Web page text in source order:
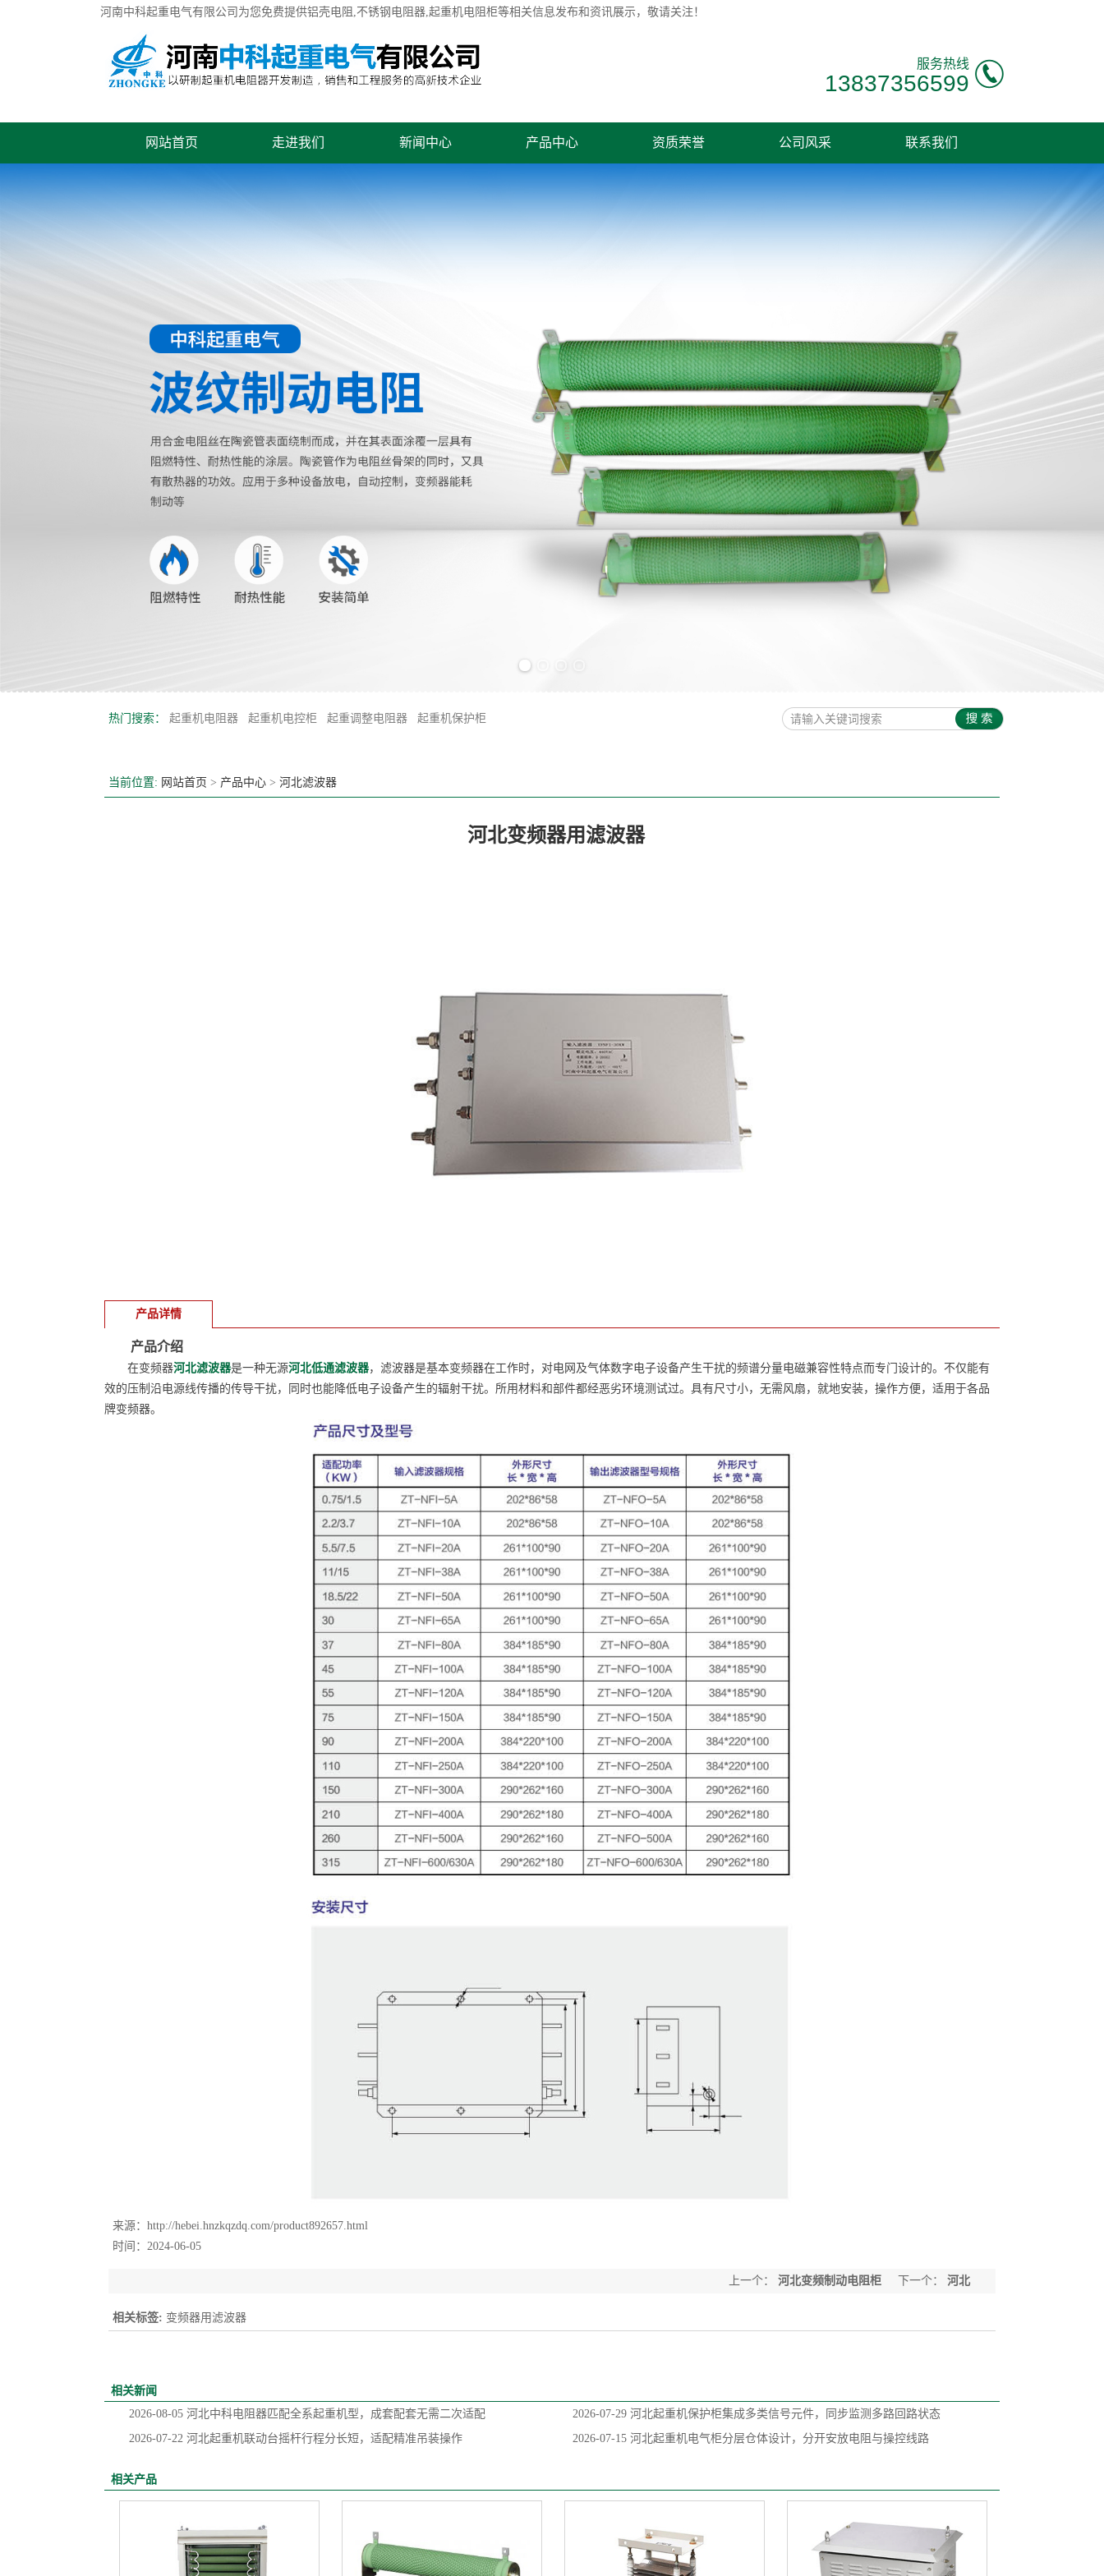
河南中科起重电气有限公司为您免费提供铝壳电阻 ,不锈钢电阻器,起重机电阻柜等相关信息发布和资讯展示，敬请关注！
服务热线
13837356599
网站首页 走进我们 新闻中心 产品中心 资质荣誉 公司风采 联系我们
热门搜索： 起重机电阻器 起重机电控柜 起重调整电阻器 起重机保护柜
当前位置: 网站首页 > 产品中心 > 河北滤波器
河北变频器用滤波器
产品详情
产品介绍
在变频器河北滤波器是一种无源河北低通滤波器，滤波器是基本变频器在工作时，对电网及气体数字电子设备产生干扰的频谱分量电磁兼容性特点而专门设计的。不仅能有
效的压制沿电源线传播的传导干扰，同时也能降低电子设备产生的辐射干扰。所用材料和部件都经恶劣环境测试过。具有尺寸小，无需风扇，就地安装，操作方便，适用于各品
牌变频器。
来源： http://hebei.hnzkqzdq.com/product892657.html
时间：2024-06-05
上一个： 河北变频制动电阻柜 下一个：
河北
相关标签: 变频器用滤波器
相关新闻
2026-08-05 河北中科电阻器匹配全系起重机型，成套配套无需二次适配 2026-07-29 河北起重机保护柜集成多类信号元件，同步监测多路回路状态
2026-07-22 河北起重机联动台摇杆行程分长短，适配精准吊装操作 2026-07-15 河北起重机电气柜分层仓体设计，分开安放电阻与操控线路
相关产品